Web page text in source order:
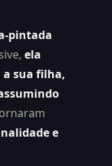
pintada
ela
a sua filha,
e